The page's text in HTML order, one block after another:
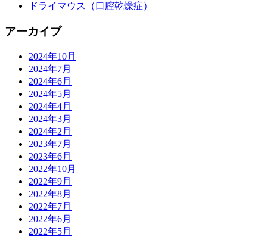
ドライマウス（口腔乾燥症）
アーカイブ
2024年10月
2024年7月
2024年6月
2024年5月
2024年4月
2024年3月
2024年2月
2023年7月
2023年6月
2022年10月
2022年9月
2022年8月
2022年7月
2022年6月
2022年5月